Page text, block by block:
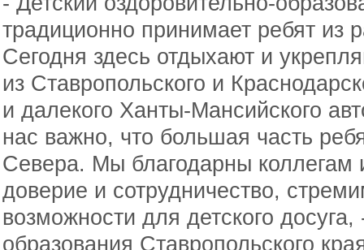
традиционно принимает ребят из
Сегодня здесь отдыхают и
из Ставропольского и
и далекого Ханты-Мансийского
нас важно, что большая часть
Севера. Мы благодарны коллегам
доверие и сотрудничество,
возможности для детского
образования Ставропольского